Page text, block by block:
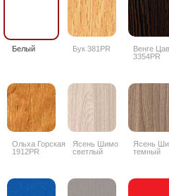
Белый Бук 381PR
Венге
3354PR
Ольха Горская
1912PR
Ясень Шимо
светлый
Ясень
темный